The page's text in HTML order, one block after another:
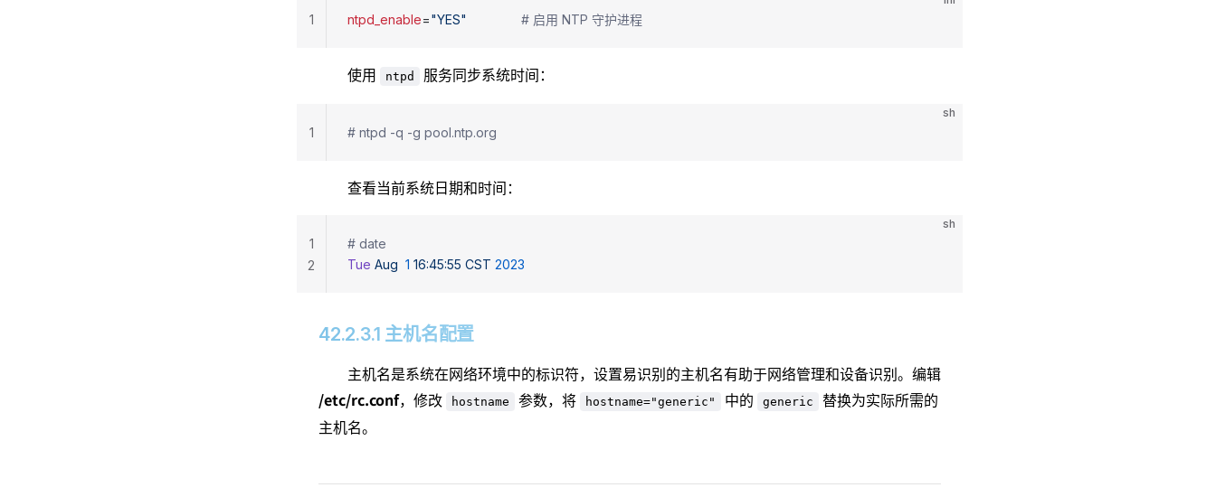
ntpd_enable="YES"
               # 启用 NTP 守护进程
1
使用 ntpd 服务同步系统时间：
sh
# ntpd -q -g pool.ntp.org
1
查看当前系统日期和时间：
sh
# date
Tue Aug
  1
16:45:55 CST 2023
1
2
42.2.3.1 主机名配置
主机名是系统在网络环境中的标识符，设置易识别的主机名有助于网络管理和设备识别。编辑
/etc/rc.conf，修改 hostname 参数，将 hostname="generic" 中的 generic
替换为实际所需的
主机名。